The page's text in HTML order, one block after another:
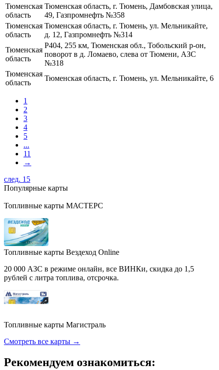
Тюменская
область
Тюменская область, г. Тюмень, Дамбовская улица,
49, Газпромнефть №358
Тюменская
область
Тюменская область, г. Тюмень, ул. Мельникайте,
д. 12, Газпромнефть №314
Тюменская
область
Р404, 255 км, Тюменская обл., Тобольский р-он,
поворот в д. Ломаево, слева от Тюмени, АЗС
№318
Тюменская
область
Тюменская область, г. Тюмень, ул. Мельникайте, 6
1
2
3
4
5
...
11
→
след. 15
Популярные карты
Топливные карты МАСТЕРС
Топливные карты Вездеход Online
20 000 АЗС в режиме онлайн, все ВИНКи, скидка до 1,5
рублей с литра топлива, отсрочка.
Топливные карты Магистраль
Смотреть все карты →
Рекомендуем ознакомиться: